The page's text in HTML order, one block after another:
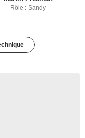
Rôle : Sandy